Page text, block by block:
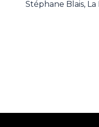
Stéphane Blais,